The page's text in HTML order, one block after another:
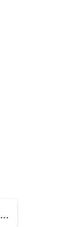
Inside Sales Specialist DACH/Central Europe